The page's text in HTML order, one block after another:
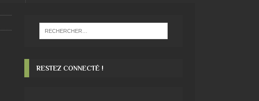
RESTEZ CONNECTÉ !